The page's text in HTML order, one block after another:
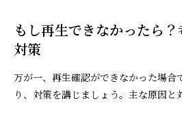
もし再生できなかったら
対策
万が一、再生確認ができなかった場合
り、対策を講じましょう。主な原因と